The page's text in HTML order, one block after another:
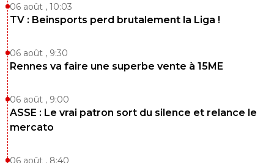
06 août , 10:03
TV : Beinsports perd brutalement la Liga !
06 août , 9:30
Rennes va faire une superbe vente à 15ME
06 août , 9:00
ASSE : Le vrai patron sort du silence et relance le
mercato
06 août , 8:40